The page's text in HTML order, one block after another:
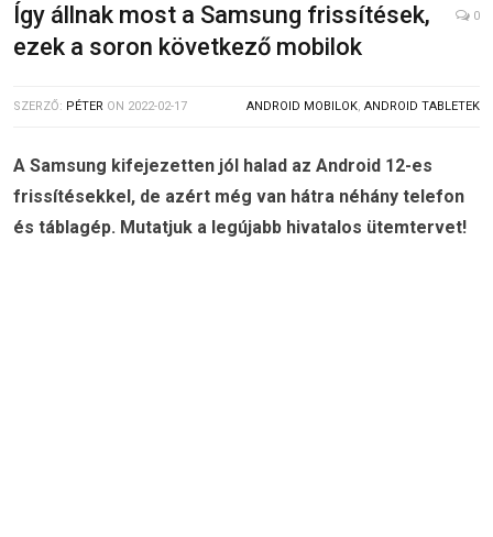
Így állnak most a Samsung frissítések,
ezek a soron következő mobilok
0
SZERZŐ: PÉTER ON 2022-02-17 ANDROID MOBILOK, ANDROID TABLETEK
A Samsung kifejezetten jól halad az Android 12-es
frissítésekkel, de azért még van hátra néhány telefon
és táblagép. Mutatjuk a legújabb hivatalos ütemtervet!